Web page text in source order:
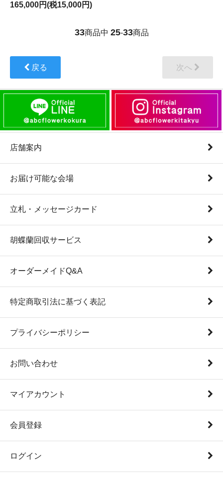
165,000円(税15,000円)
33商品中 25-33商品
戻る 次へ
店舗案内
お届け可能な会場
立札・メッセージカード
胡蝶蘭回収サービス
オーダーメイドQ&A
特定商取引法に基づく表記
プライバシーポリシー
お問い合わせ
マイアカウント
会員登録
ログイン